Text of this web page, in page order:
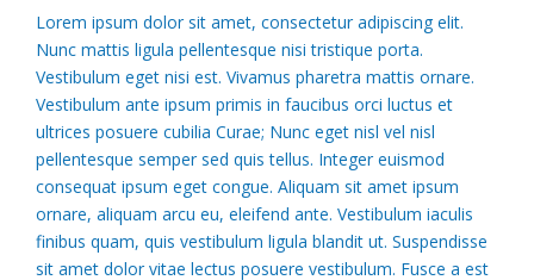
Lorem ipsum dolor sit amet, consectetur adipiscing elit.
Nunc mattis ligula pellentesque nisi tristique porta.
Vestibulum eget nisi est. Vivamus pharetra mattis ornare.
Vestibulum ante ipsum primis in faucibus orci luctus et
ultrices posuere cubilia Curae; Nunc eget nisl vel nisl
pellentesque semper sed quis tellus. Integer euismod
consequat ipsum eget congue. Aliquam sit amet ipsum
ornare, aliquam arcu eu, eleifend ante. Vestibulum iaculis
finibus quam, quis vestibulum ligula blandit ut. Suspendisse
sit amet dolor vitae lectus posuere vestibulum. Fusce a est